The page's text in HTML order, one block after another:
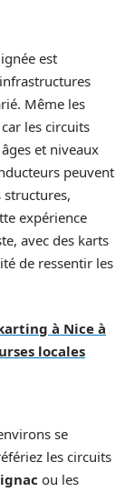
est
Même les
les circuits
et niveaux
peuvent
structures,
expérience
avec des karts
de ressentir les
à Nice à
locales
se
les circuits
ou les